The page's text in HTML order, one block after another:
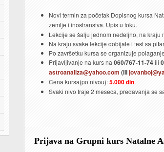
Novi termin za početak Dopisnog kursa
zemlje i inostranstva. Upis u toku.
Lekcije se šalju jednom nedeljno, na kraju
Na kraju svake lekcije dobijate i test sa
Po završetku kursa se organizuje
Prijavljivanje na kurs na 060/767-11-74ili
astroanaliza@yahoo.com (ili
Cena kursa(po nivou):5.000 din.
Svaki nivo traje 2 meseca, predavanja se
Prijava na Grupni kurs Natalne